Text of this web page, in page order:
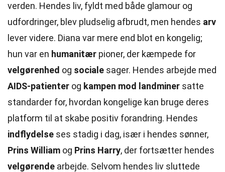
verden. Hendes liv, fyldt med både glamour og
udfordringer, blev pludselig afbrudt, men hendes arv
lever videre. Diana var mere end blot en kongelig;
hun var en humanitær pioner, der kæmpede for
velgørenhed og sociale sager. Hendes arbejde med
AIDS-patienter og kampen mod landminer satte
standarder for, hvordan kongelige kan bruge deres
platform til at skabe positiv forandring. Hendes
indflydelse ses stadig i dag, især i hendes sønner,
Prins William og Prins Harry, der fortsætter hendes
velgørende arbejde. Selvom hendes liv sluttede